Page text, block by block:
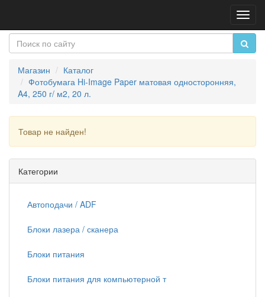
Магазин
Каталог
Фотобумага Hi-Image Paper матовая односторонняя,
A4, 250 г/ м2, 20 л.
Товар не найден!
Категории
Автоподачи / ADF
Блоки лазера / сканера
Блоки питания
Блоки питания для компьютерной т